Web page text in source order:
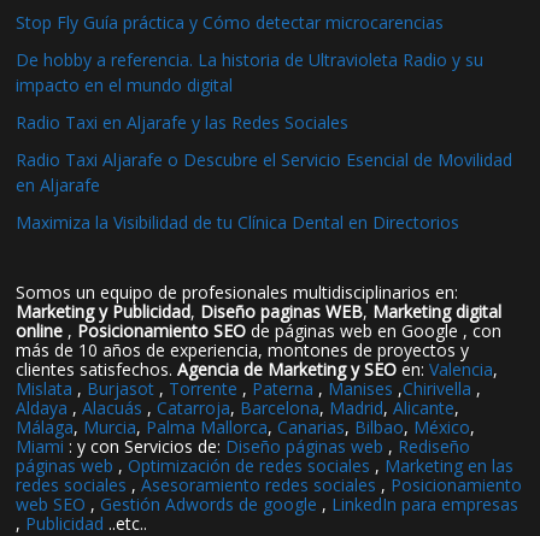
Stop Fly Guía práctica y Cómo detectar microcarencias
De hobby a referencia. La historia de Ultravioleta Radio y su
impacto en el mundo digital
Radio Taxi en Aljarafe y las Redes Sociales
Radio Taxi Aljarafe o Descubre el Servicio Esencial de Movilidad
en Aljarafe
Maximiza la Visibilidad de tu Clínica Dental en Directorios
Somos un equipo de profesionales multidisciplinarios en:
Marketing y Publicidad, Diseño paginas WEB, Marketing digital
online , Posicionamiento SEO de páginas web en Google , con
más de 10 años de experiencia, montones de proyectos y
clientes satisfechos.Agencia de Marketing y SEO en:Valencia,
Mislata , Burjasot , Torrente , Paterna , Manises ,Chirivella ,
Aldaya ,Alacuás , Catarroja, Barcelona, Madrid,Alicante,
Málaga, Murcia, Palma Mallorca, Canarias, Bilbao, México,
Miami : y con Servicios de: Diseño páginas web , Rediseño
páginas web , Optimización de redes sociales , Marketing en las
redes sociales ,Asesoramiento redes sociales , Posicionamiento
web SEO , Gestión Adwords de google , LinkedIn para empresas
, Publicidad ..etc..